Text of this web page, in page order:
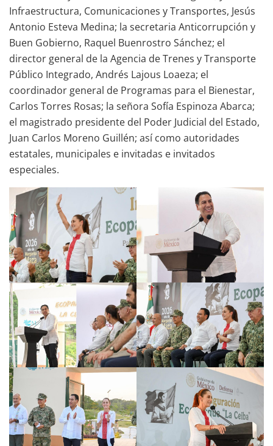
Infraestructura, Comunicaciones y Transportes, Jesús
Antonio Esteva Medina; la secretaria Anticorrupción y
Buen Gobierno, Raquel Buenrostro Sánchez; el
director general de la Agencia de Trenes y Transporte
Público Integrado, Andrés Lajous Loaeza; el
coordinador general de Programas para el Bienestar,
Carlos Torres Rosas; la señora Sofía Espinoza Abarca;
el magistrado presidente del Poder Judicial del Estado,
Juan Carlos Moreno Guillén; así como autoridades
estatales, municipales e invitadas e invitados
especiales.